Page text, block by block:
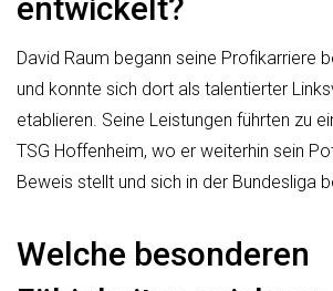
entwickelt?
David Raum begann seine Profikarriere
und konnte sich dort als talentierter
etablieren. Seine Leistungen führten zu
TSG Hoffenheim, wo er weiterhin sein
Beweis stellt und sich in der Bundesliga
Welche besonderen